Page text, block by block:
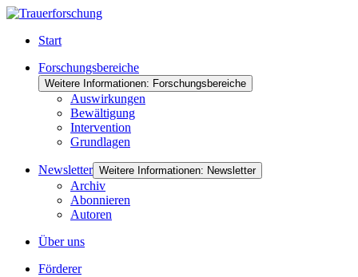
Start
Forschungsbereiche
Weitere Informationen: Forschungsbereiche
Auswirkungen
Bewältigung
Intervention
Grundlagen
Newsletter Weitere Informationen: Newsletter
Archiv
Abonnieren
Autoren
Über uns
Förderer